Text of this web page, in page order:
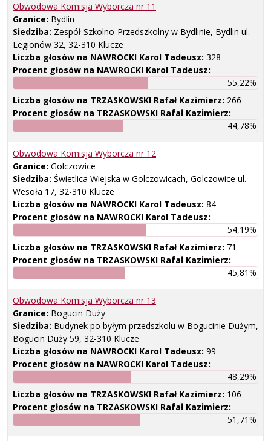
Obwodowa Komisja Wyborcza nr 11
Granice: Bydlin
Siedziba: Zespół Szkolno-Przedszkolny w Bydlinie, Bydlin ul.
Legionów 32, 32-310 Klucze
Liczba głosów na NAWROCKI Karol Tadeusz: 328
Procent głosów na NAWROCKI Karol Tadeusz:
55,22%
Liczba głosów na TRZASKOWSKI Rafał Kazimierz: 266
Procent głosów na TRZASKOWSKI Rafał Kazimierz:
44,78%
Obwodowa Komisja Wyborcza nr 12
Granice: Golczowice
Siedziba: Świetlica Wiejska w Golczowicach, Golczowice ul.
Wesoła 17, 32-310 Klucze
Liczba głosów na NAWROCKI Karol Tadeusz: 84
Procent głosów na NAWROCKI Karol Tadeusz:
54,19%
Liczba głosów na TRZASKOWSKI Rafał Kazimierz: 71
Procent głosów na TRZASKOWSKI Rafał Kazimierz:
45,81%
Obwodowa Komisja Wyborcza nr 13
Granice: Bogucin Duży
Siedziba: Budynek po byłym przedszkolu w Bogucinie Dużym,
Bogucin Duży 59, 32-310 Klucze
Liczba głosów na NAWROCKI Karol Tadeusz: 99
Procent głosów na NAWROCKI Karol Tadeusz:
48,29%
Liczba głosów na TRZASKOWSKI Rafał Kazimierz: 106
Procent głosów na TRZASKOWSKI Rafał Kazimierz:
51,71%